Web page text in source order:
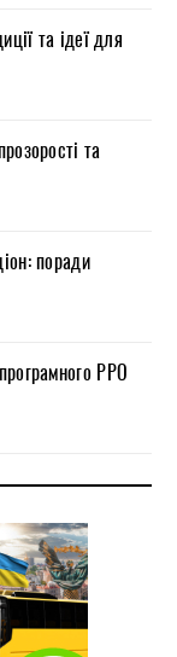
та ідеї для
та
поради
РРО